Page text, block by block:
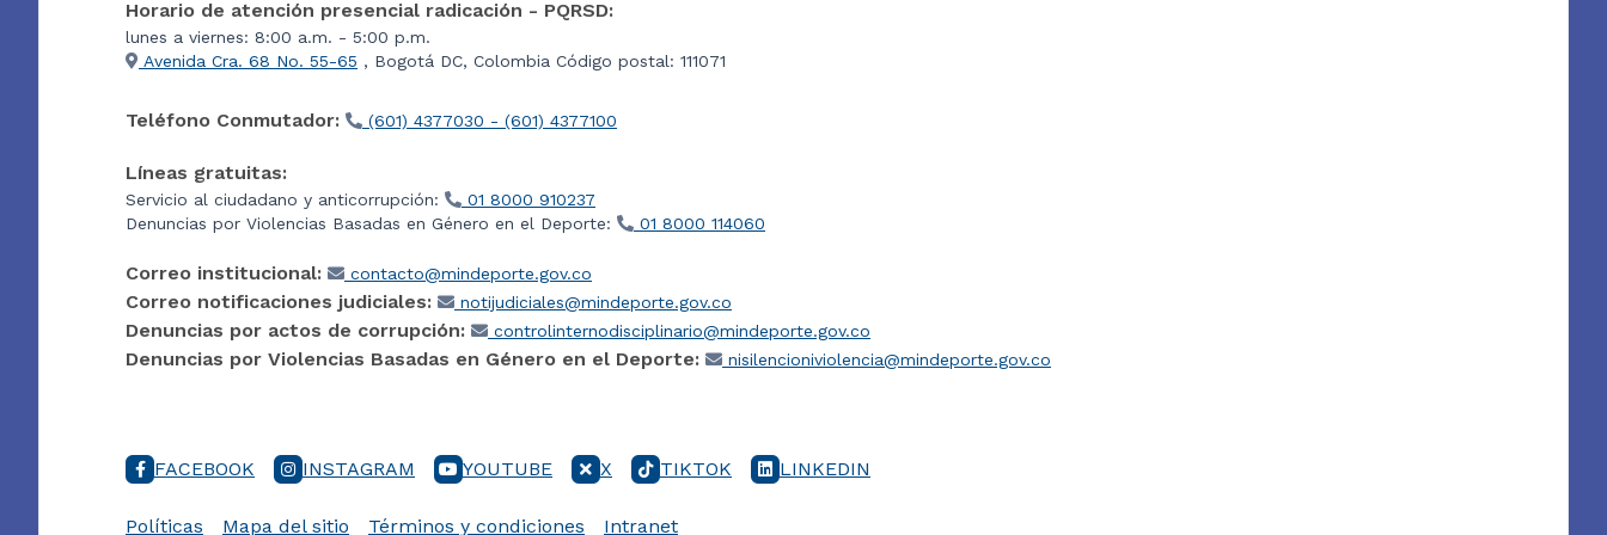
Horario de atención presencial radicación - PQRSD:
lunes a viernes: 8:00 a.m. - 5:00 p.m.
Avenida Cra. 68 No. 55-65 , Bogotá DC, Colombia Código postal: 111071
Teléfono Conmutador: (601) 4377030 - (601) 4377100
Líneas gratuitas:
Servicio al ciudadano y anticorrupción:
01 8000 910237
Denuncias por Violencias Basadas en Género en el Deporte:
01 8000 114060
Correo institucional: contacto@mindeporte.gov.co
Correo notificaciones judiciales: notijudiciales@mindeporte.gov.co
Denuncias por actos de corrupción: controlinternodisciplinario@mindeporte.gov.co
Denuncias por Violencias Basadas en Género en el Deporte: nisilencioniviolencia@mindeporte.gov.co
FACEBOOK INSTAGRAM YOUTUBE X TIKTOK LINKEDIN
Políticas Mapa del sitio Términos y condiciones Intranet